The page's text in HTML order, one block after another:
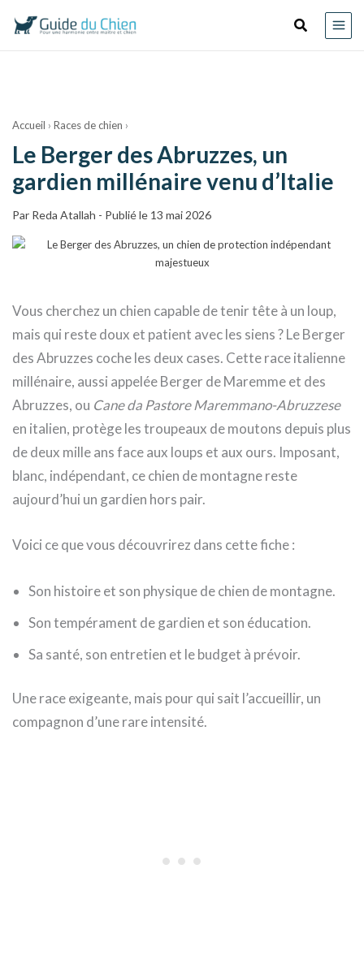
contenu
Accueil › Races de chien ›
Le Berger des Abruzzes, un
gardien millénaire venu d’Italie
Par Reda Atallah - Publié le 13 mai 2026
Vous cherchez un chien capable de tenir tête à un loup,
mais qui reste doux et patient avec les siens ? Le Berger
des Abruzzes coche les deux cases. Cette race italienne
millénaire, aussi appelée Berger de Maremme et des
Abruzzes, ou Cane da Pastore Maremmano-Abruzzese
en italien, protège les troupeaux de moutons depuis plus
de deux mille ans face aux loups et aux ours. Imposant,
blanc, indépendant, ce chien de montagne reste
aujourd’hui un gardien hors pair.
Voici ce que vous découvrirez dans cette fiche :
Son histoire et son physique de chien de montagne.
Son tempérament de gardien et son éducation.
Sa santé, son entretien et le budget à prévoir.
Une race exigeante, mais pour qui sait l’accueillir, un
compagnon d’une rare intensité.